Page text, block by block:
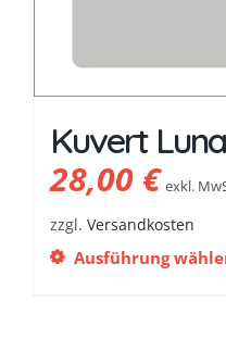
Kuvert
28,00€ exkl.
zzgl. Versandkosten
Ausführung